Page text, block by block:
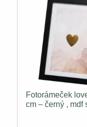
Fotorámeček
cm – černý , mdf